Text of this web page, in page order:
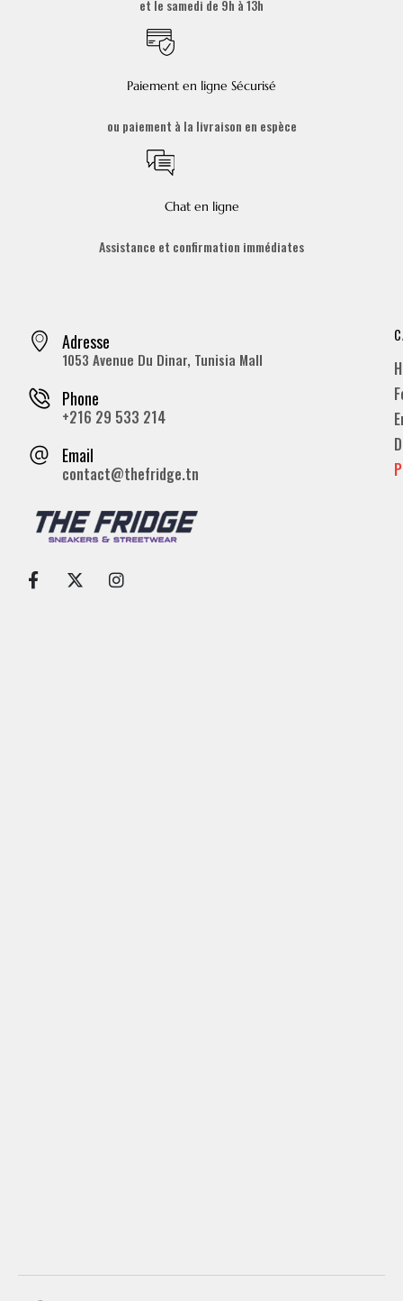
et le samedi de 9h à 13h
Paiement en ligne Sécurisé
ou paiement à la livraison en espèce
Chat en ligne
Assistance et confirmation immédiates
Adresse
1053 Avenue Du Dinar, Tunisia Mall
Phone
+216 29 533 214
Email
contact@thefridge.tn